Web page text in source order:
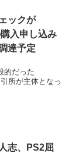
ックが
購入申し込み
達予定
的だった
所が主体となっ
志、PS2屈